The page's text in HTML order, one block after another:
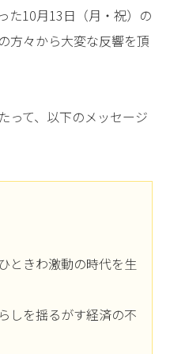
た10月13日（月・祝）の
方々から大変な反響を頂
って、以下のメッセージ
ときわ激動の時代を生
しを揺るがす経済の不